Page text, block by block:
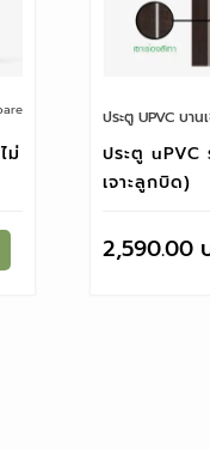
ม่
ประตู UPVC บาน
ประตู uPVC
เจาะลูกบิด)
2,590.00